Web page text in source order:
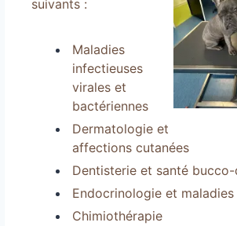
suivants :
Maladies
infectieuses
virales et
bactériennes
Dermatologie et
affections cutanées
Dentisterie et santé
Endocrinologie et
Chimiothérapie